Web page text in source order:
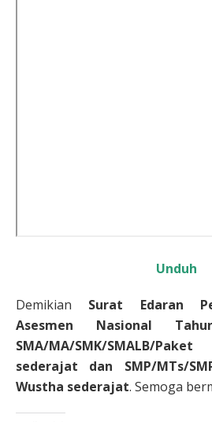
Unduh
Demikian Surat Edaran
Asesmen Nasional
SMA/MA/SMK/SMALB/
sederajat dan SMP/MTs/
Wustha sederajat. Semoga